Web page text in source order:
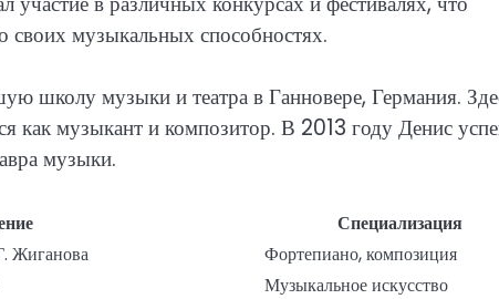
музыкальных способностях.
школу музыки и театра в Ганновере, Германия.
как музыкант и композитор. В 2013 году Денис
музыки.
Специализация
Жиганова
Фортепиано, композиция
Музыкальное искусство